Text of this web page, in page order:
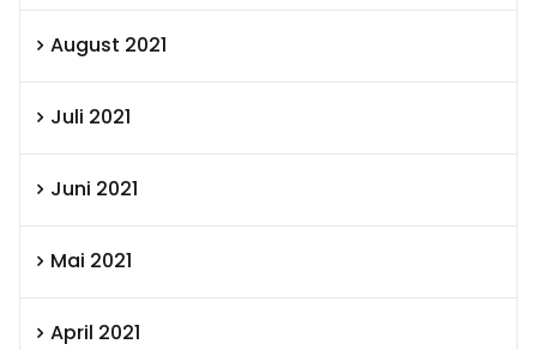
August 2021
Juli 2021
Juni 2021
Mai 2021
April 2021